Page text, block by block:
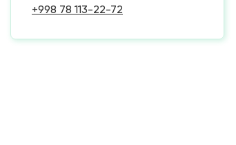
+998 78 113-22-72